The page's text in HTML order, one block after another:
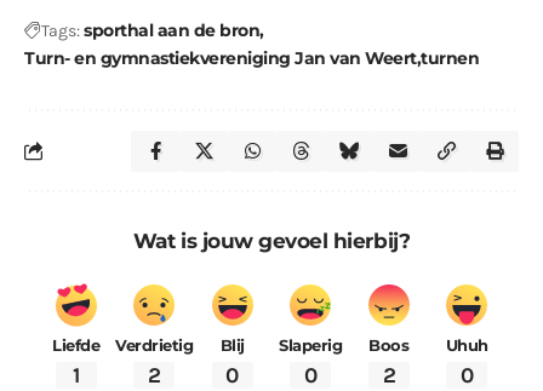
Tags:sporthal aan de bron
Turn- en gymnastiekvereniging Jan van Weertturnen
Wat is jouw gevoel hierbij?
Liefde
1
Verdrietig
2
Blij
0
Slaperig
0
Boos
2
Uhuh
0